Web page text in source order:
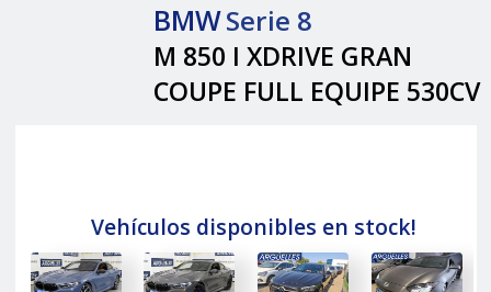
BMWSerie 8
M 850 I XDRIVE GRAN
COUPE FULL EQUIPE 530CV
Vehículos disponibles en stock!